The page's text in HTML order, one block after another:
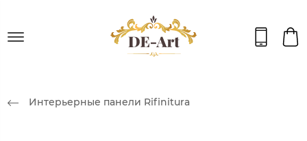
Интерьерные панели Rifinitura